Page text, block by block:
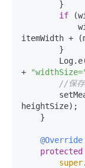
if
itemWidth +
+
//保存
heightSize);
@Override
protected
super